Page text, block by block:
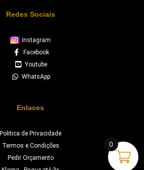
Redes Sociais
Instagram
Facebook
Youtube
WhatsApp
Enlaces
Politica de Privacidade
Termos e Condições
Pedir Orçamento
0